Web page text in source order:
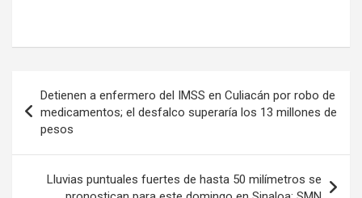
de
entradas
Detienen a enfermero del IMSS en Culiacán por robo de
medicamentos; el desfalco superaría los 13 millones de
pesos
Lluvias puntuales fuertes de hasta 50 milímetros se